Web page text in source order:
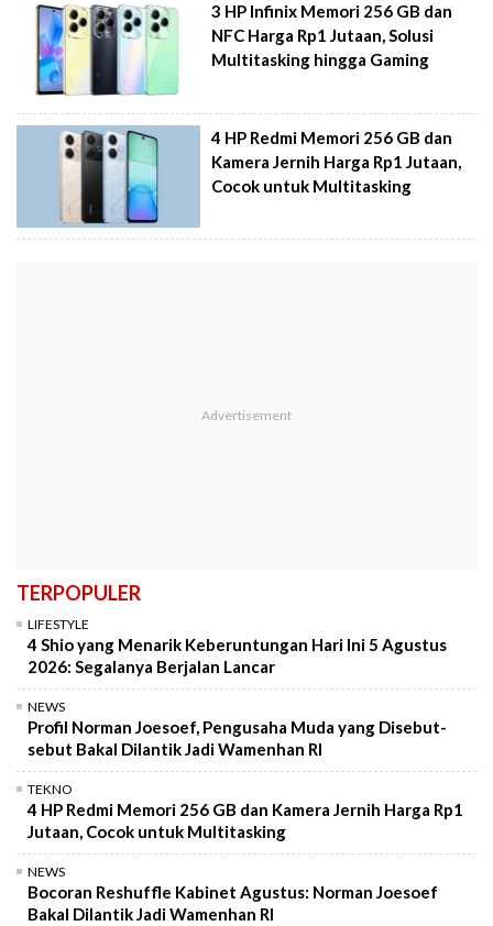
3 HP Infinix Memori 256 GB dan
NFC Harga Rp1 Jutaan, Solusi
Multitasking hingga Gaming
4 HP Redmi Memori 256 GB dan
Kamera Jernih Harga Rp1 Jutaan,
Cocok untuk Multitasking
TERPOPULER
LIFESTYLE
4 Shio yang Menarik Keberuntungan Hari Ini 5 Agustus
2026: Segalanya Berjalan Lancar
NEWS
Profil Norman Joesoef, Pengusaha Muda yang Disebut-
sebut Bakal Dilantik Jadi Wamenhan RI
TEKNO
4 HP Redmi Memori 256 GB dan Kamera Jernih Harga Rp1
Jutaan, Cocok untuk Multitasking
NEWS
Bocoran Reshuffle Kabinet Agustus: Norman Joesoef
Bakal Dilantik Jadi Wamenhan RI